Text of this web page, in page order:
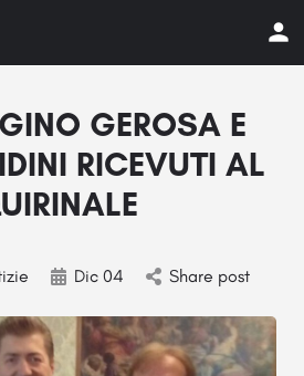
GEROSA E
RICEVUTI AL
Dic 04 Share post